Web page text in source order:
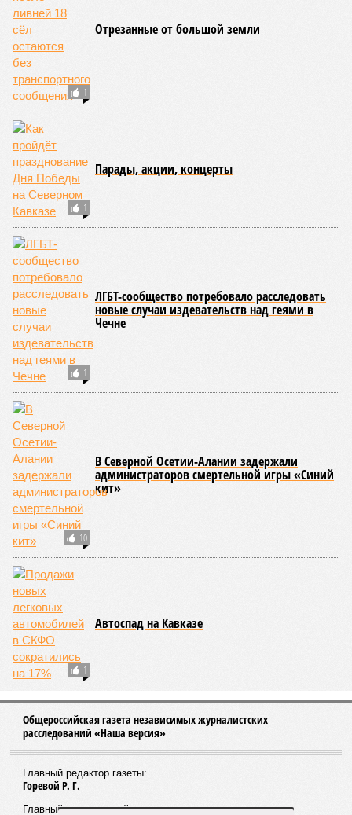
1
Отрезанные от большой земли
1
Парады, акции, концерты
1
ЛГБТ-сообщество потребовало расследовать
новые случаи издевательств над геями в
Чечне
10
В Северной Осетии-Алании задержали
администраторов смертельной игры «Синий
кит»
1
Автоспад на Кавказе
Общероссийская газета независимых журналистских
расследований «Наша версия»
Главный редактор газеты:
Горевой Р. Г.
Главный редактор сайта: